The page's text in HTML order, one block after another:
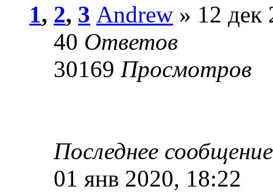
1, 2, 3 Andrew » 12 дек
40 Ответов
30169 Просмотров
Последнее
01 янв 2020, 18:22